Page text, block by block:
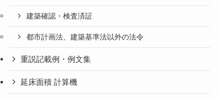
建築確認・検査済証
都市計画法、建築基準法以外の法令
重説記載例・例文集
延床面積 計算機